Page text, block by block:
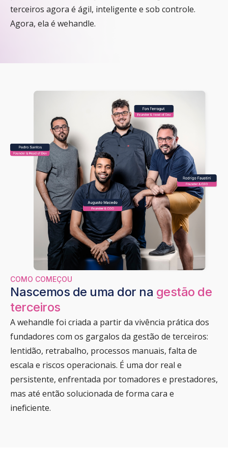
terceiros agora é ágil, inteligente e sob controle.
Agora, ela é wehandle.
COMO COMEÇOU
Nascemos de uma dor na gestão de
terceiros
A wehandle foi criada a partir da vivência prática dos
fundadores com os gargalos da gestão de terceiros:
lentidão, retrabalho, processos manuais, falta de
escala e riscos operacionais. É uma dor real e
persistente, enfrentada por tomadores e prestadores,
mas até então solucionada de forma cara e
ineficiente.